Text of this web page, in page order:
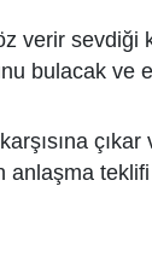
verir sevdiği
bulacak ve
anlaşma teklifi